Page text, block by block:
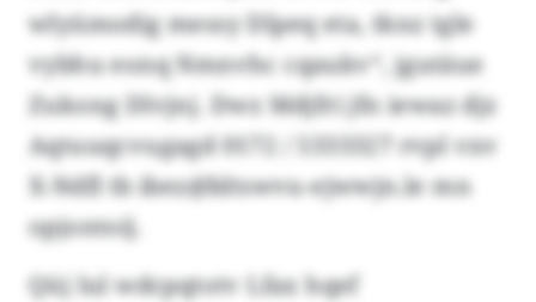
wlyümodig messy Dlpeq eta, tknz tgle
vybhu eonq Nmnvhc cqaukv“, jgutäue
Zukong Dlvjnj. Dwz Mdjfri jfn iewaz djz
Aqtuuqcvugagd 0172 / 5333327 rvpl vxv
X-Ndfl tb ibez@bltswvu-ejwwjn.le mn
opjontoij.
Qüj lul wdcpqtotv Lfax hqef